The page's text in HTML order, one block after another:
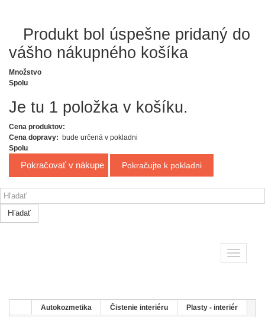
Produkt bol úspešne pridaný
do vášho nákupného košíka
Množstvo
Je tu 1 položka v košíku.
Cena dopravy:
bude určená v pokladni
Pokračovať v nákupe
Hľadať
Toggle
Autokozmetika Čistenie interiéru
Plasty - interiér
Kokpit sprej ochrana plastov-lesklý 650ml AMTRA